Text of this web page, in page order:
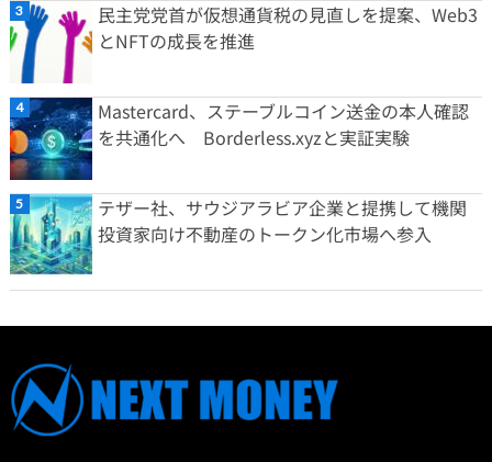
民主党党首が仮想通貨税の見直しを提案、Web3
とNFTの成長を推進
Mastercard、ステーブルコイン送金の本人確認
を共通化へ Borderless.xyzと実証実験
テザー社、サウジアラビア企業と提携して機関
投資家向け不動産のトークン化市場へ参入